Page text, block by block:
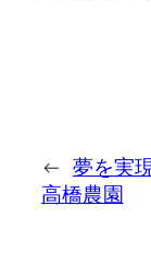
← 夢を実
高橋農園